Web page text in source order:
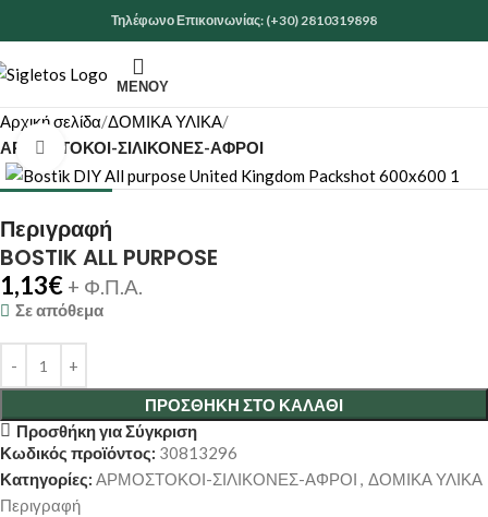
Τηλέφωνο Επικοινωνίας: (+30) 2810319898
ΜΕΝΟΎ
Αρχική σελίδα ΔΟΜΙΚΑ ΥΛΙΚΑ
ΑΡΜΟΣΤΟΚΟΙ-ΣΙΛΙΚΟΝΕΣ-ΑΦΡΟΙ
Κάντε κλικ για μεγέθυνση
Περιγραφή
BOSTIK ALL PURPOSE
1,13€ + Φ.Π.Α.
Σε απόθεμα
ΠΡΟΣΘΉΚΗ ΣΤΟ ΚΑΛΆΘΙ
Προσθήκη για Σύγκριση
Κωδικός προϊόντος: 30813296
Κατηγορίες: ΑΡΜΟΣΤΟΚΟΙ-ΣΙΛΙΚΟΝΕΣ-ΑΦΡΟΙ , ΔΟΜΙΚΑ ΥΛΙΚΑ
Περιγραφή